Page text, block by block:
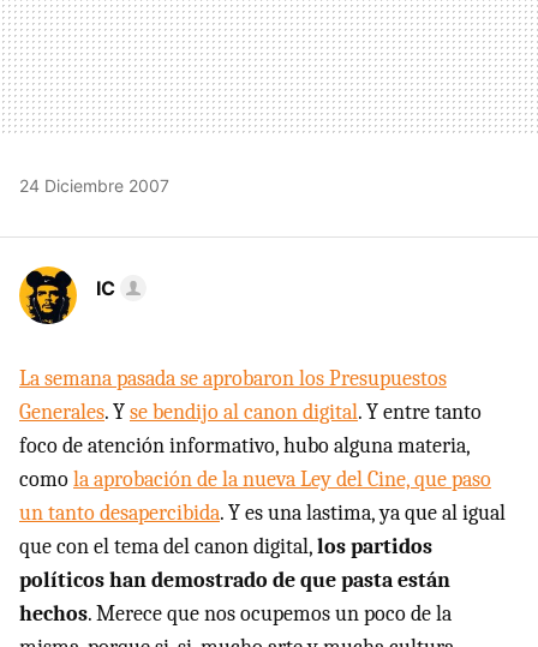
24 Diciembre 2007
IC
La semana pasada se aprobaron los Presupuestos
Generales. Yse bendijo al canon digital. Y entre tanto
foco de atención informativo, hubo alguna materia,
comola aprobación de la nueva Ley del Cine, que paso
un tanto desapercibida. Y es una lastima, ya que al igual
que con el tema del canon digital,los partidos
políticos han demostrado de que pasta están
hechos. Merece que nos ocupemos un poco de la